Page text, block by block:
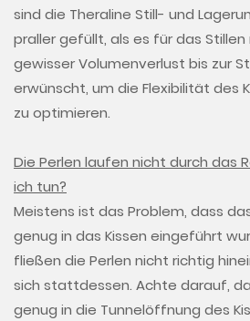
sind die Theraline Still- und
praller gefüllt, als es für das Stillen
gewisser Volumenverlust bis zur
erwünscht, um die Flexibilität des
zu optimieren.
Die Perlen laufen nicht durch das
ich tun?
Meistens ist das Problem, dass
genug in das Kissen eingeführt
fließen die Perlen nicht richtig
sich stattdessen. Achte darauf,
genug in die Tunnelöffnung des